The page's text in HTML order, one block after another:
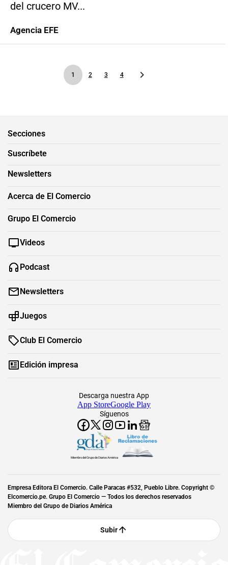
del crucero MV...
Agencia EFE
1 2 3 4
Secciones
Suscríbete
Newsletters
Acerca de El Comercio
Grupo El Comercio
Videos
Podcast
Newsletters
Juegos
Club El Comercio
Edición impresa
Síguenos
Descarga nuestra App
App StoreGoogle Play
Miembro del Grupo de Diarios América
Empresa Editora El Comercio. Calle Paracas #532, Pueblo Libre. Copyright ©
Elcomercio.pe. Grupo El Comercio — Todos los derechos reservados
Miembro del Grupo de Diarios América
Subir